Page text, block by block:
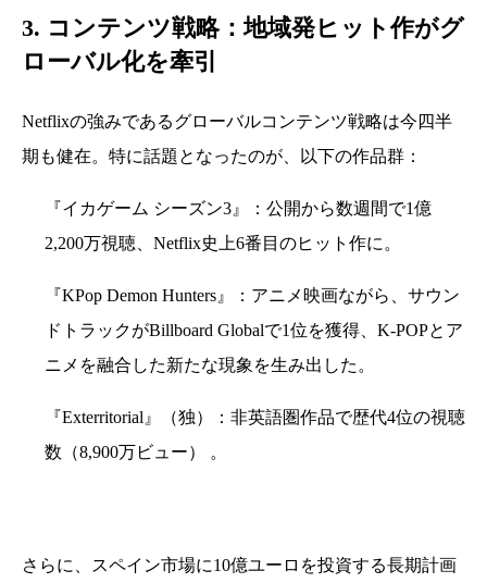
3. コンテンツ戦略：地域発ヒット作がグ
ローバル化を牽引
Netflixの強みであるグローバルコンテンツ戦略は今四半
期も健在。特に話題となったのが、以下の作品群：
『イカゲーム シーズン3』：公開から数週間で1億
2,200万視聴、Netflix史上6番目のヒット作に。
『KPop Demon Hunters』：アニメ映画ながら、サウン
ドトラックがBillboard Globalで1位を獲得、K-POPとア
ニメを融合した新たな現象を生み出した。
『Exterritorial』（独）：非英語圏作品で歴代4位の視聴
数（8,900万ビュー） 。
さらに、スペイン市場に10億ユーロを投資する長期計画